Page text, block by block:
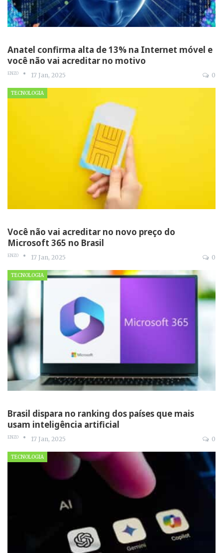
Anatel confirma alta de 13% na Internet móvel e
você não vai acreditar no motivo
ENZO 17 Jan, 2025 0
TECNOLOGIA
Você não vai acreditar no novo preço do
Microsoft 365 no Brasil
ENZO 17 Jan, 2025 0
TECNOLOGIA
Brasil dispara no ranking dos países que mais
usam inteligência artificial
ENZO 17 Jan, 2025 0
TECNOLOGIA